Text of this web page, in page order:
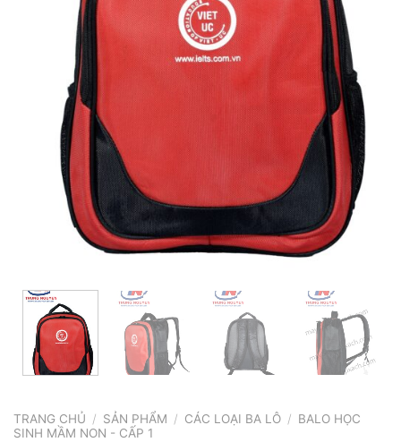
TRANG CHỦ / SẢN PHẨM / CÁC LOẠI BA LÔ / BALO HỌC
SINH MẦM NON - CẤP 1